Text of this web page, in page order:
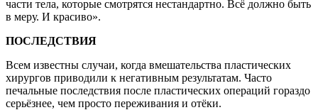
части тела, которые смотрятся нестандартно. Всё должно быть
в меру. И красиво».
ПОСЛЕДСТВИЯ
Всем известны случаи, когда вмешательства пластических
хирургов приводили к негативным результатам. Часто
печальные последствия после пластических операций гораздо
серьёзнее, чем просто переживания и отёки.